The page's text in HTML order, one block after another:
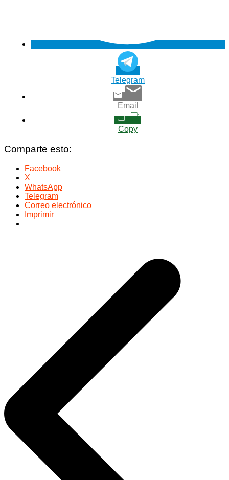
Telegram
Email
Copy
Comparte esto:
Facebook
X
WhatsApp
Telegram
Correo electrónico
Imprimir